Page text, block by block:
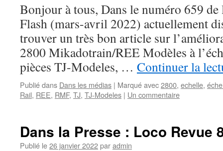
Bonjour à tous, Dans le numéro 659
Flash (mars-avril 2022) actuellement
trouver un très bon article sur
2800 Mikadotrain/REE Modèles à
pièces TJ-Modeles, … Continuer la
Publié dans Dans les médias | Marqué avec2800, echelle,
Rail, REE, RMF, TJ, TJ-Modeles | Un commentaire
Dans la Presse : Loco Revue
Publié le26 janvier 2022paradmin